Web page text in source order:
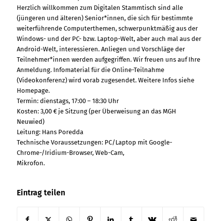
Herzlich willkommen zum Digitalen Stammtisch sind alle
(jüngeren und älteren) Senior*innen, die sich für bestimmte
weiterführende Computerthemen, schwerpunktmäßig aus der
Windows- und der PC- bzw. Laptop-Welt, aber auch mal aus der
Android-Welt, interessieren. Anliegen und Vorschläge der
Teilnehmer*innen werden aufgegriffen. Wir freuen uns auf Ihre
Anmeldung. Infomaterial für die Online-Teilnahme
(Videokonferenz) wird vorab zugesendet. Weitere Infos siehe
Homepage.
Termin: dienstags, 17:00 – 18:30 Uhr
Kosten: 3,00 € je Sitzung (per Überweisung an das MGH
Neuwied)
Leitung: Hans Poredda
Technische Voraussetzungen: PC/Laptop mit Google-
Chrome-/Iridium-Browser, Web-Cam,
Mikrofon.
Eintrag teilen